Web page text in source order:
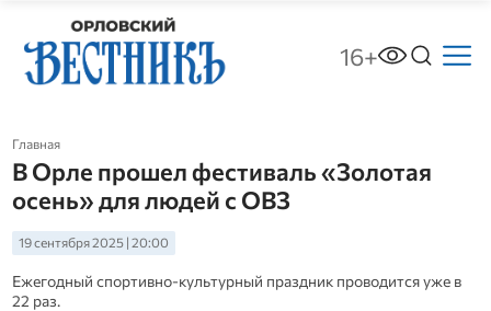
16+
Главная
В Орле прошел фестиваль «Золотая
осень» для людей с ОВЗ
19 сентября 2025 | 20:00
Ежегодный спортивно-культурный праздник проводится уже в
22 раз.